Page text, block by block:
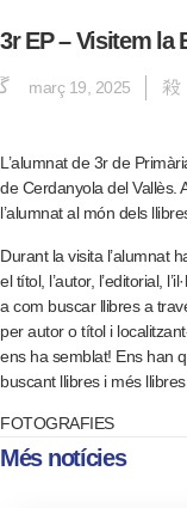
3r EP – Visitem la
març 19, 2025
L’alumnat de 3r de
de Cerdanyola del Vallès.
l’alumnat al món dels
Durant la visita l’alumnat
el títol, l’autor, l’editorial,
a com buscar llibres a
per autor o títol i
ens ha semblat! Ens han
buscant llibres i més
FOTOGRAFIES
Més notícies